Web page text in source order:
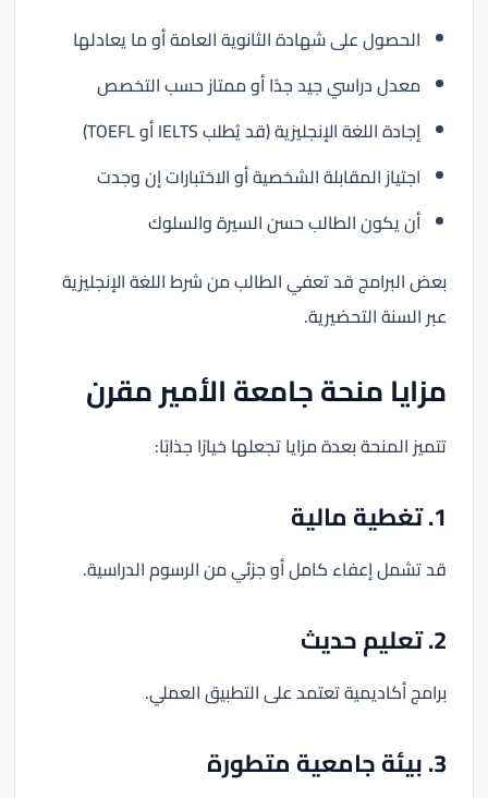
الحصول على شهادة الثانوية العامة أو ما يعادلها
معدل دراسي جيد جدًا أو ممتاز حسب التخصص
إجادة اللغة الإنجليزية (قد يُطلب IELTS أو TOEFL)
اجتياز المقابلة الشخصية أو الاختبارات إن وجدت
أن يكون الطالب حسن السيرة والسلوك
بعض البرامج قد تعفي الطالب من شرط اللغة الإنجليزية
عبر السنة التحضيرية.
مزايا منحة جامعة الأمير مقرن
تتميز المنحة بعدة مزايا تجعلها خيارًا جذابًا:
1. تغطية مالية
قد تشمل إعفاء كامل أو جزئي من الرسوم الدراسية.
2. تعليم حديث
برامج أكاديمية تعتمد على التطبيق العملي.
3. بيئة جامعية متطورة